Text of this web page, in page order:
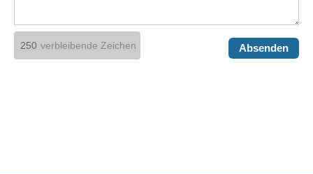
verbleibende Zeichen Absenden